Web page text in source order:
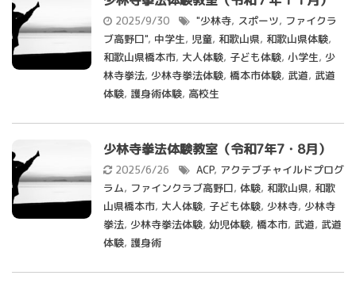
2025/9/30 "少林寺, スポーツ, ファイクラ
ブ高野口", 中学生, 児童, 和歌山県, 和歌山県体験,
和歌山県橋本市, 大人体験, 子ども体験, 小学生, 少
林寺拳法, 少林寺拳法体験, 橋本市体験, 武道, 武道
体験, 護身術体験, 高校生
少林寺拳法体験教室（令和7年7・8月）
2025/6/26 ACP, アクテブチャイルドプログ
ラム, ファインクラブ高野口, 体験, 和歌山県, 和歌
山県橋本市, 大人体験, 子ども体験, 少林寺, 少林寺
拳法, 少林寺拳法体験, 幼児体験, 橋本市, 武道, 武道
体験, 護身術